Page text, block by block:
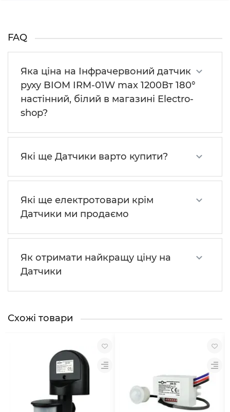
FAQ
Яка ціна на Інфрачервоний датчик
руху BIOM IRM-01W max 1200Вт 180°
настінний, білий в магазині Electro-
shop?
Які ще Датчики варто купити?
Які ще електротовари крім
Датчики ми продаємо
Як отримати найкращу ціну на
Датчики
Схожі товари